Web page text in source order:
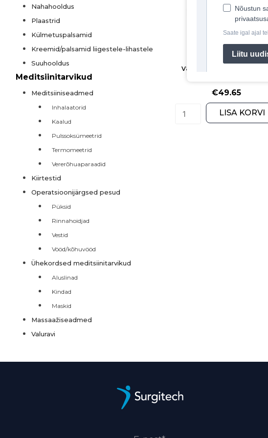
Nahahooldus
Plaastrid
Külmetuspalsamid
Kreemid/palsamid liigestele-lihastele
Suuhooldus
Meditsiinitarvikud
Meditsiiniseadmed
Inhalaatorid
Kaalud
Pulssoksümeetrid
Termomeetrid
Vererõhuaparaadid
Kiirtestid
Operatsioonijärgsed pesud
Püksid
Rinnahoidjad
Vestid
Vööd/kõhuvööd
Ühekordsed meditsiinitarvikud
Aluslinad
Kindad
Maskid
Massaažiseadmed
Valuravi
Pure Whey Protein
valgupulber, vanilje 1kg
€49.65
Pure
LISA KORVI